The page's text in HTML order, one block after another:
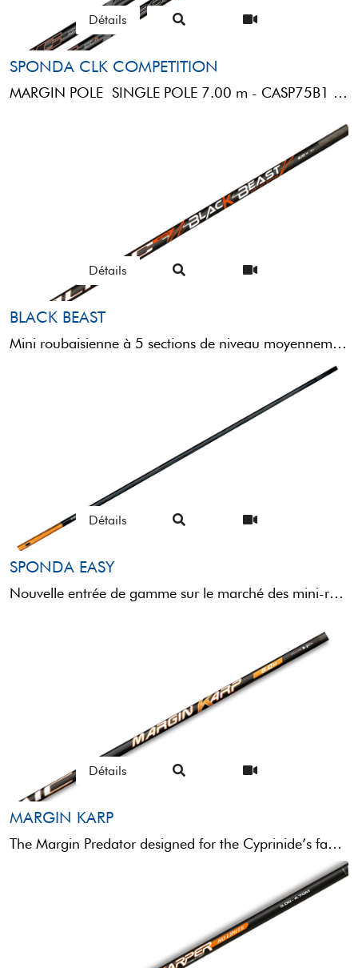
Détails
SPONDA CLK COMPETITION
MARGIN POLE SINGLE POLE 7.00 m - CASP75B1 RBS SPONDA CLK COMPETITION (7,00MT)1 MINI BUTT REVERSE 105cm: 3° ...
Détails
BLACK BEAST
Mini roubaisienne à 5 sections de niveau moyennement haut. Conçue à l'aide d’un power kit à trois sections, ...
Détails
SPONDA EASY
Nouvelle entrée de gamme sur le marché des mini-roubaisiennes, mais non moins performante et fiable que les modèles ...
Détails
MARGIN KARP
The Margin Predator designed for the Cyprinide’s family in the underneath waterside. The “short “pole rod is equipped by ...